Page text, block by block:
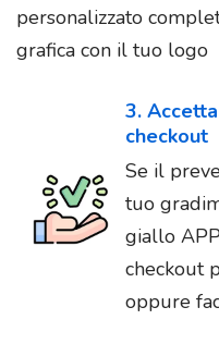
personalizzato
grafica con il tuo logo
3.
checkout
Se il
tuo
giallo
checkout
oppure